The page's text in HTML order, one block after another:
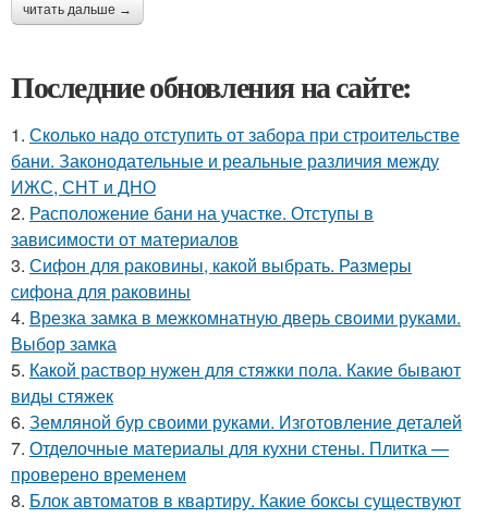
читать дальше →
Последние обновления на сайте:
1. Сколько надо отступить от забора при строительстве
бани. Законодательные и реальные различия между
ИЖС, СНТ и ДНО
2. Расположение бани на участке. Отступы в
зависимости от материалов
3. Сифон для раковины, какой выбрать. Размеры
сифона для раковины
4. Врезка замка в межкомнатную дверь своими руками.
Выбор замка
5. Какой раствор нужен для стяжки пола. Какие бывают
виды стяжек
6. Земляной бур своими руками. Изготовление деталей
7. Отделочные материалы для кухни стены. Плитка —
проверено временем
8. Блок автоматов в квартиру. Какие боксы существуют